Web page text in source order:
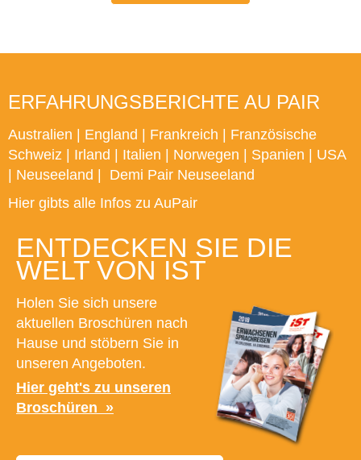
ERFAHRUNGSBERICHTE AU PAIR
Australien England Frankreich
Französische
Schweiz
Irland Italien Norwegen Spanien
USA
Neuseeland
Demi Pair Neuseeland
Hier gibts alle Infos zu AuPair
ENTDECKEN SIE DIE
WELT VON IST
Holen Sie sich unsere
aktuellen Broschüren nach
Hause und stöbern Sie in
unseren Angeboten.
Hier geht's zu unseren
Broschüren